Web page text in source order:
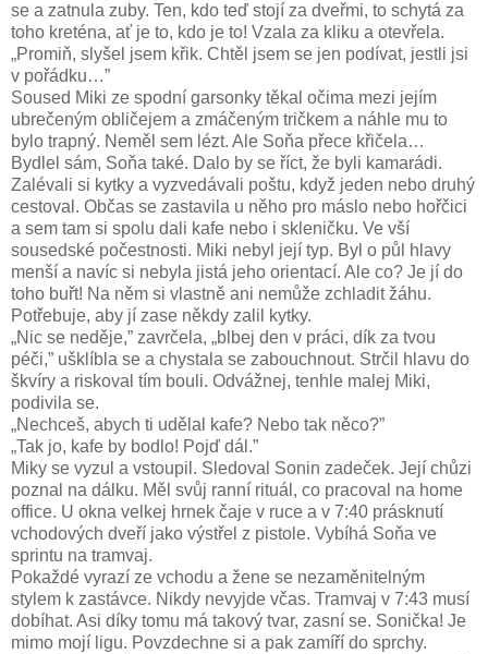
se a zatnula zuby. Ten, kdo teď stojí za dveřmi, to schytá za
toho kreténa, ať je to, kdo je to! Vzala za kliku a otevřela.
„Promiň, slyšel jsem křik. Chtěl jsem se jen podívat, jestli jsi
v pořádku…”
Soused Miki ze spodní garsonky těkal očima mezi jejím
ubrečeným obličejem a zmáčeným tričkem a náhle mu to
bylo trapný. Neměl sem lézt. Ale Soňa přece křičela…
Bydlel sám, Soňa také. Dalo by se říct, že byli kamarádi.
Zalévali si kytky a vyzvedávali poštu, když jeden nebo druhý
cestoval. Občas se zastavila u něho pro máslo nebo hořčici
a sem tam si spolu dali kafe nebo i skleničku. Ve vší
sousedské počestnosti. Miki nebyl její typ. Byl o půl hlavy
menší a navíc si nebyla jistá jeho orientací. Ale co? Je jí do
toho buřt! Na něm si vlastně ani nemůže zchladit žáhu.
Potřebuje, aby jí zase někdy zalil kytky.
„Nic se neděje,” zavrčela, „blbej den v práci, dík za tvou
péči,” ušklíbla se a chystala se zabouchnout. Strčil hlavu do
škvíry a riskoval tím bouli. Odvážnej, tenhle malej Miki,
podivila se.
„Nechceš, abych ti udělal kafe? Nebo tak něco?”
„Tak jo, kafe by bodlo! Pojď dál.”
Miky se vyzul a vstoupil. Sledoval Sonin zadeček. Její chůzi
poznal na dálku. Měl svůj ranní rituál, co pracoval na home
office. U okna velkej hrnek čaje v ruce a v 7:40 prásknutí
vchodových dveří jako výstřel z pistole. Vybíhá Soňa ve
sprintu na tramvaj.
Pokaždé vyrazí ze vchodu a žene se nezaměnitelným
stylem k zastávce. Nikdy nevyjde včas. Tramvaj v 7:43 musí
dobíhat. Asi díky tomu má takový tvar, zasní se. Sonička! Je
mimo mojí ligu. Povzdechne si a pak zamíří do sprchy.